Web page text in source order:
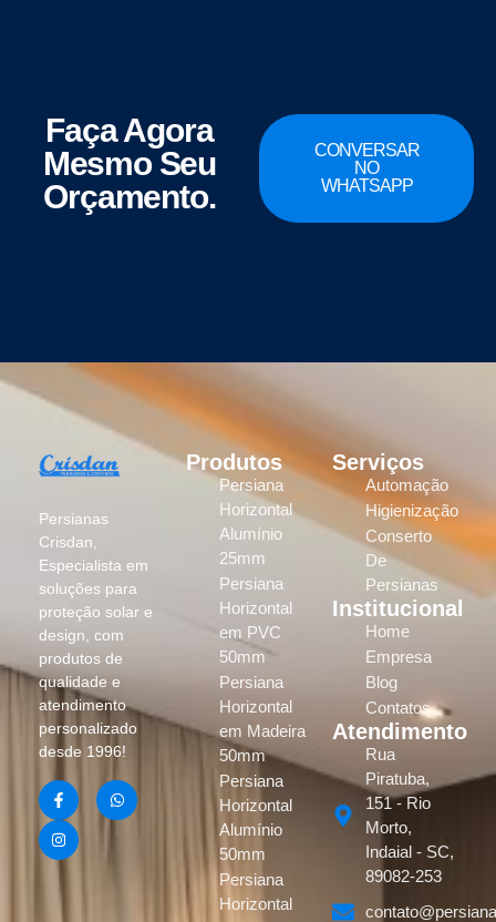
Faça Agora
Mesmo Seu
Orçamento.
CONVERSAR
NO
WHATSAPP
Persianas
Crisdan,
Especialista em
soluções para
proteção solar e
design, com
produtos de
qualidade e
atendimento
personalizado
desde 1996!
Produtos
Persiana
Horizontal
Alumínio
25mm
Persiana
Horizontal
em PVC
50mm
Persiana
Horizontal
em Madeira
50mm
Persiana
Horizontal
Alumínio
50mm
Persiana
Horizontal
Serviços
Automação
Higienização
Conserto
De
Persianas
Institucional
Home
Empresa
Blog
Contatos
Atendimento
Rua
Piratuba,
151 - Rio
Morto,
Indaial - SC,
89082-253